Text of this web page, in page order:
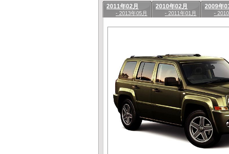
2011年02月
- 2013年05月
2010年02月
- 2011年01月
2009年
-